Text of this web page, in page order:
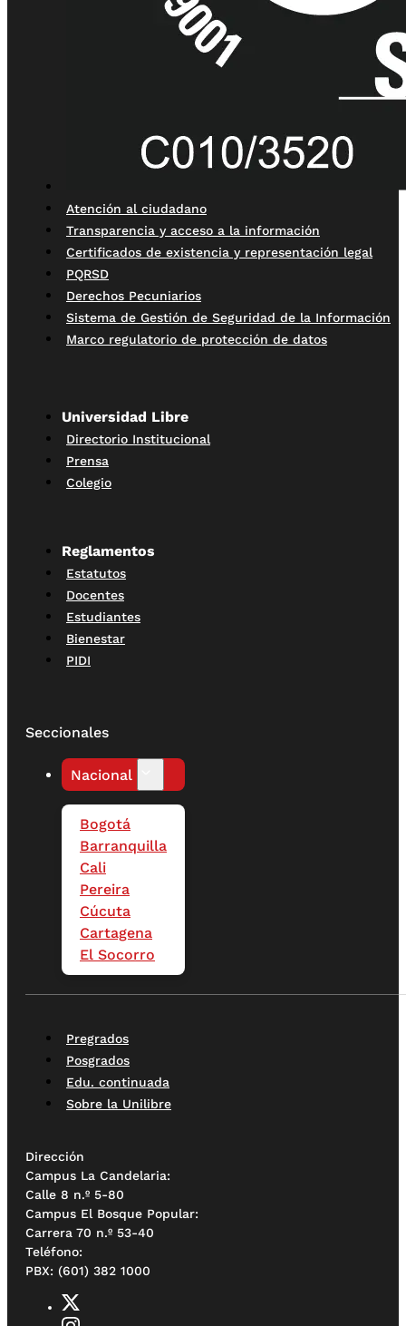
Atención al ciudadano
Transparencia y acceso a la información
Certificados de existencia y representación legal
PQRSD
Derechos Pecuniarios
Sistema de Gestión de Seguridad de la Información
Marco regulatorio de protección de datos
Universidad Libre
Directorio Institucional
Prensa
Colegio
Reglamentos
Estatutos
Docentes
Estudiantes
Bienestar
PIDI
Seccionales
Nacional
Bogotá
Barranquilla
Cali
Pereira
Cúcuta
Cartagena
El Socorro
Pregrados
Posgrados
Edu. continuada
Sobre la Unilibre
Dirección
Campus La Candelaria:
Calle 8 n.º 5-80
Campus El Bosque Popular:
Carrera 70 n.º 53-40
Teléfono:
PBX: (601) 382 1000